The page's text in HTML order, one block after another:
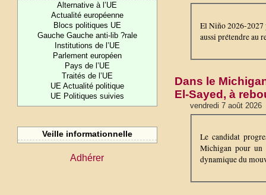
Alternative à l’UE
Actualité européenne
Blocs politiques UE
Gauche Gauche anti-lib ?rale
Institutions de l’UE
Parlement européen
Pays de l’UE
Traités de l’UE
UE Actualité politique
UE Politiques suivies
Veille informationnelle
Adhérer
El Niño 2026-2027
aussi prétendre au
Dans le
El-Sayed, à
vendredi 7 août 2026
Le candidat
Michigan pour un
dynamique du